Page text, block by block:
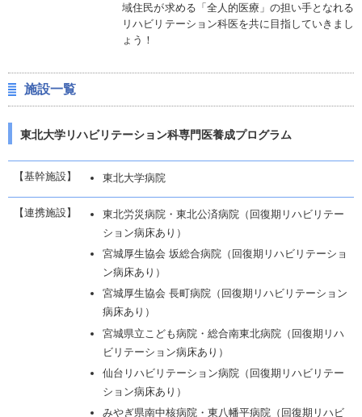
域住民が求める「全人的医療」の担い手となれる
リハビリテーション科医を共に目指していきまし
ょう！
施設一覧
東北大学リハビリテーション科専門医養成プログラム
【基幹施設】 東北大学病院
【連携施設】
東北労災病院・東北公済病院（回復期リハビリテー
ション病床あり）
宮城厚生協会 坂総合病院（回復期リハビリテーショ
ン病床あり）
宮城厚生協会 長町病院（回復期リハビリテーション
病床あり）
宮城県立こども病院・総合南東北病院（回復期リハ
ビリテーション病床あり）
仙台リハビリテーション病院（回復期リハビリテー
ション病床あり）
みやぎ県南中核病院・東八幡平病院（回復期リハビ